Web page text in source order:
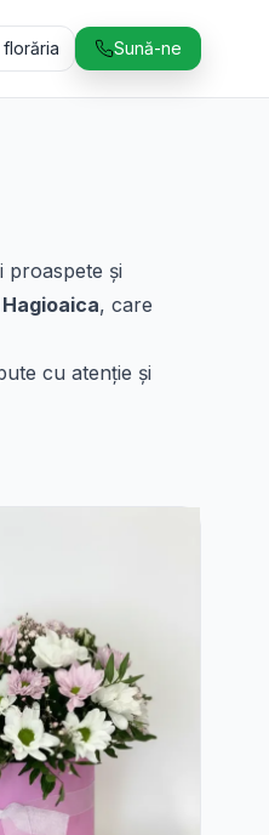
Sună-ne
proaspete și
, care
cu atenție și